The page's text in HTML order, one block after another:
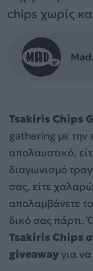
chips χωρίς
Tsakiris Chips
gathering με την
απολαυστικό,
διαγωνισμό
σας, είτε
απολαμβάνετε
δικό σας πάρτι.
Tsakiris Chips
giveaway για